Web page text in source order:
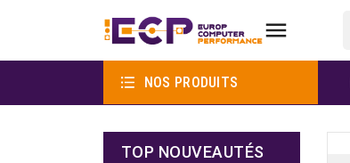

 NOS PRODUITS
TOP NOUVEAUTÉS